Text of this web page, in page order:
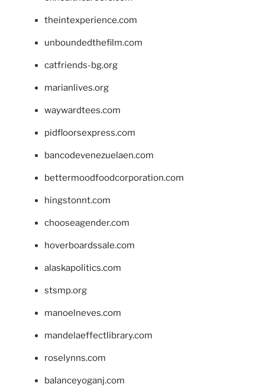
theintexperience.com
unboundedthefilm.com
catfriends-bg.org
marianlives.org
waywardtees.com
pidfloorsexpress.com
bancodevenezuelaen.com
bettermoodfoodcorporation.com
hingstonnt.com
chooseagender.com
hoverboardssale.com
alaskapolitics.com
stsmp.org
manoelneves.com
mandelaeffectlibrary.com
roselynns.com
balanceyoganj.com